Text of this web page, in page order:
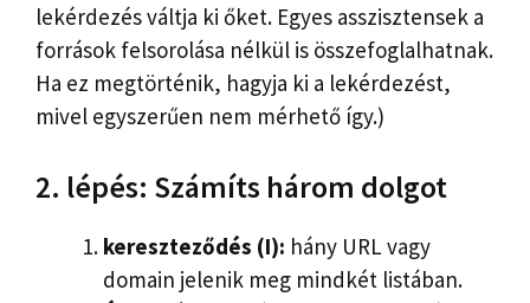
lekérdezés váltja ki őket. Egyes asszisztensek a
források felsorolása nélkül is összefoglalhatnak.
Ha ez megtörténik, hagyja ki a lekérdezést,
mivel egyszerűen nem mérhető így.)
2. lépés: Számíts három dolgot
kereszteződés (I): hány URL vagy
domain jelenik meg mindkét listában.